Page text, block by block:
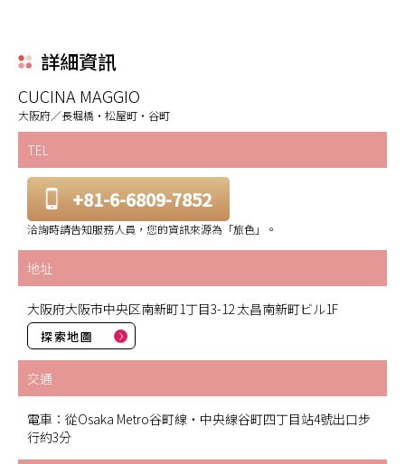
詳細資訊
CUCINA MAGGIO
大阪府／長堀橋・松屋町・谷町
TEL
+81-6-6809-7852
洽詢時請告知服務人員，您的資訊來源為「旅色」。
地址
大阪府大阪市中央区南新町1丁目3-12 太昌南新町ビル1F
探索地圖
交通
電車：從Osaka Metro谷町線・中央線谷町四丁目站4號出口步
行約3分